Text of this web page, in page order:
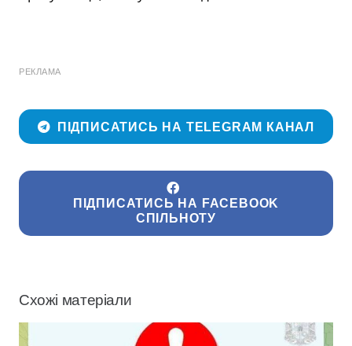
РЕКЛАМА
ПІДПИСАТИСЬ НА TELEGRAM КАНАЛ
ПІДПИСАТИСЬ НА FACEBOOK
СПІЛЬНОТУ
Схожі матеріали